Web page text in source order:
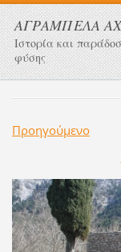
ΑΓΡΑΜΠΕΛΑ
Ιστορία και
φύσης
Προηγούμενο